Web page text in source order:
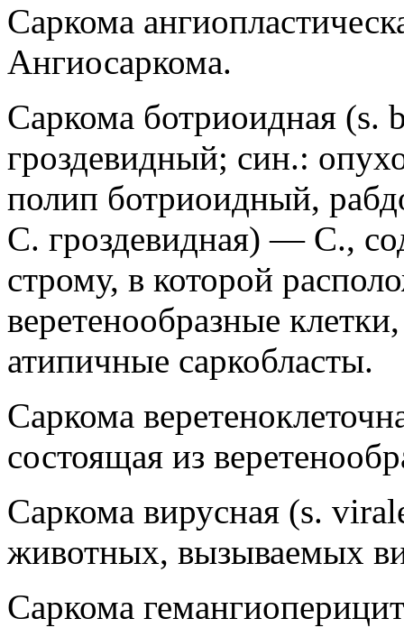
Саркома
Ангиосаркома.
Саркома ботриоидная (s.
гроздевидный; син.:
полип ботриоидный,
С. гроздевидная) — С.,
строму, в которой
веретенообразные
атипичные саркобласты.
Саркома
состоящая из
Саркома вирусная (s.
животных, вызываемых
Саркома